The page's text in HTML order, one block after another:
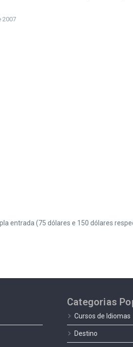
2007
entrada (75 dólares e 150 dólares
Categorias
Cursos de Idiomas
Destino